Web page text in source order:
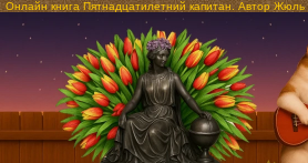
Онлайн книга Пятнадцатилетний капитан. Автор Жюль